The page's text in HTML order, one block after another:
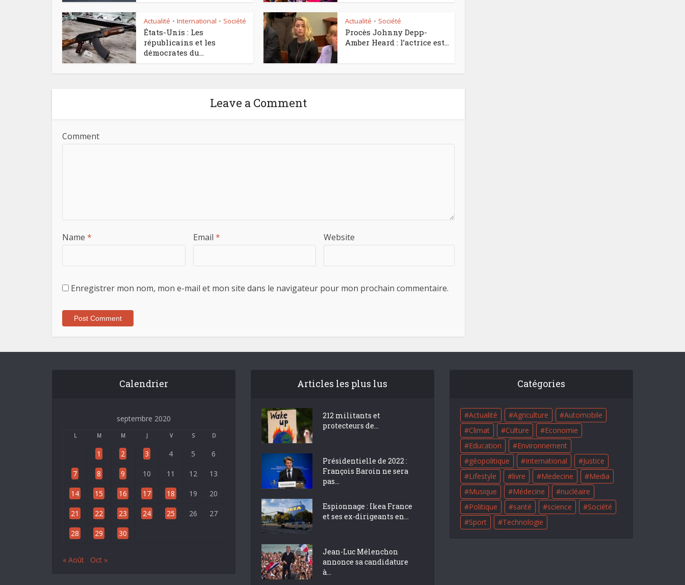
Actualité • International • Société
États-Unis : Les
républicains et les
démocrates du...
Actualité • Société
Procès Johnny Depp-
Amber Heard : l’actrice est...
Leave a Comment
Comment
Name * Email * Website
Enregistrer mon nom, mon e-mail et mon site dans le navigateur pour mon prochain commentaire.
Calendrier
septembre 2020
L M M J V S D
1 2 3 4 5 6
7 8 9 10 11 12 13
14 15 16 17 18 19 20
21 22 23 24 25 26 27
28 29 30
« Août Oct »
Articles les plus lus
212 militants et
protecteurs de...
Présidentielle de 2022 :
François Baroin ne sera
pas...
Espionnage : Ikea France
et ses ex-dirigeants en...
Jean-Luc Mélenchon
annonce sa candidature
à...
Catégories
Actualité Agriculture
Automobile
Climat
Culture
Economie
Education
Environnement
géopolitique
International
Justice
Lifestyle
livre Medecine
Media
Musique
Médecine
nucléaire
Politique
santé science
Société
Sport
Technologie